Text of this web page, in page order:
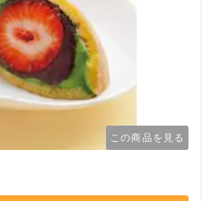
この商品を見る